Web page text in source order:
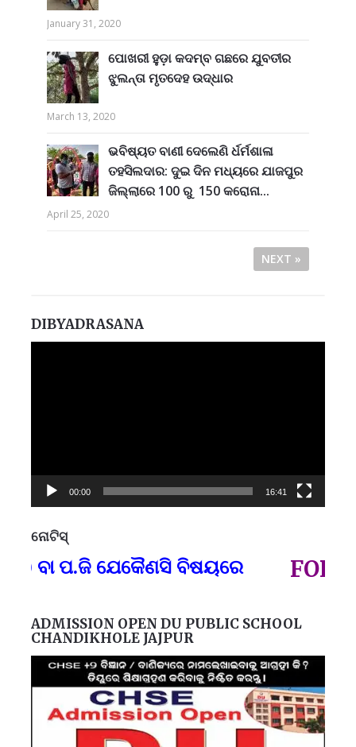
January 31, 2020
ପୋଖରୀ ହୁଡ଼ା କଦମ୍ବ ଗଛରେ ଯୁବତୀର
ଝୁଲନ୍ତା ମୃତଦେହ ଉଦ୍ଧାର
March 13, 2020
ଭବିଷ୍ୟତ ବାଣୀ ଦେଲେଣି ର୍ଧର୍ମଶାଳା
ତହସିଲଦାର: ଦୁଇ ଦିନ ମଧ୍ୟରେ ଯାଜପୁର
ଜିଲ୍ଲାରେ 100 ରୁ 150 କରୋନା...
April 25, 2020
NEXT »
DIBYADRASANA
00:00 16:41
ନୋଟିସ୍
ପ.ଜି ଯେକୈଣସି ବିଷୟରେ FOR
ADMISSION OPEN DU PUBLIC SCHOOL
CHANDIKHOLE JAJPUR